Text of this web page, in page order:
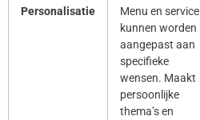
Personalisatie
Menu en service
kunnen worden
aangepast aan
specifieke
wensen. Maakt
persoonlijke
thema’s en